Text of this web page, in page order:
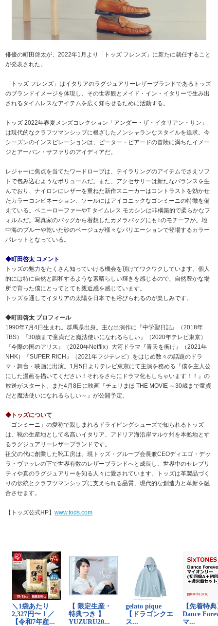
俳優の町田啓太が、2022年1月より「トッズ フレンズ」に新たに就任すること
が発表された。
「トッズ フレンズ」はイタリアのラグジュアリーレザーブランドであるトッズ
のブランドイメージを体現し、その世界観とメイド・イン・イタリーで生み出
されるタイムレスなアイテムを広く知らせるために活動する。
トッズ 2022年春夏メンズコレクション「アンダー・ザ・イタリアン・サン」
は現代的なクラフツマンシップに根ざしたノンシャランなスタイルを追求。今
シーズンのインスピレーションは、ピーター・ビアードの冒険に満ちたイメー
ジとアーバン・サファリのアイディアだ。
レジャーに焦点を当てたワードローブは、テイラリングのアイテムでさえソフ
トで包み込むようなボリュームだ。また、アクセサリーは新たなバランスを生
んでおり、ナイロンにレザーを重ねた新作スニーカーはコントラストを効かせ
たカラーコンビネーション、ソールにはアイコニックなゴンミーニの特徴を備
えている。ペニーローファーやT タイムレス モカシンは非構築的で柔らかなフ
ォルムだ。写真家のバッグから着想したカメラバッグにもTのモチーフが。地
中海のブルーや乾いた砂のベージュが様々なバリエーションで登場するカラー
パレットとなっている。
◆町田啓太 コメント
トッズの魅力をたくさん知っていける機会を頂けてワクワクしています。個人
的には特に自然と調和するような素晴らしい輝きを感じるので、自然豊かな場
所で育った僕にとってとても親近感を感じています。
トッズを通してイタリアの太陽を日本でも浴びられるのが楽しみです。
◆町田啓太 プロフィール
1990年7月4日生まれ。群馬県出身。主な出演作に『中学聖日記』（2018年
TBS）『30歳まで童貞だと魔法使いになれるらしい』（2020年テレビ東京）
『今際の国のアリス』（2020年Netflix）大河ドラマ『青天を衝け』（2021年
NHK）『SUPER RICH』（2021年フジテレビ）をはじめ数々の話題のドラ
マ・舞台・映画に出演。1月5日よりテレビ東京にて主演を務める『僕を主人公
にした漫画を描いてください！それをさらにドラマ化もしちゃいます！！』の
放送がスタート。また4月8日に映画『チェリまほ THE MOVIE ～30歳まで童貞
だと魔法使いになれるらしい～』が公開予定。
◆トッズについて
「ゴンミーニ」の愛称で親しまれるドライビングシューズで知られるトッズ
は、靴の生産地として名高いイタリア、アドリア海沿岸マルケ州を本拠地とす
るラグジュアリーレザーブランドです。
祖父の代に創業した靴工房は、現トッズ・グループ会長兼CEOディエゴ・デッ
ラ・ヴァッレの下で世界有数のレザーブランドへと成長し、世界中のセレブリ
ティや真のラグジュアリーを知る人々に愛されています。トッズは革製品づく
りの伝統とクラフツマンシップに支えられる品質、現代的な創造力と革新を融
合させます。
【トッズ公式HP】www.tods.com